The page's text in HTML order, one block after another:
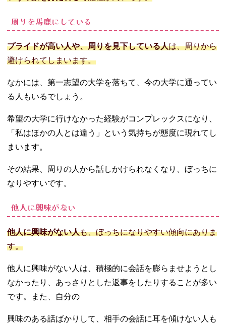
周りを馬鹿にしている
プライドが高い人や、周りを見下している人は、周りから
避けられてしまいます。
なかには、第一志望の大学を落ちて、今の大学に通ってい
る人もいるでしょう。
希望の大学に行けなかった経験がコンプレックスになり、
「私はほかの人とは違う」という気持ちが態度に現れてし
まいます。
その結果、周りの人から話しかけられなくなり、ぼっちに
なりやすいです。
他人に興味がない
他人に興味がない人も、ぼっちになりやすい傾向にありま
す。
他人に興味がない人は、積極的に会話を膨らませようとし
なかったり、あっさりとした返事をしたりすることが多い
です。また、自分の
興味のある話ばかりして、相手の会話に耳を傾けない人も